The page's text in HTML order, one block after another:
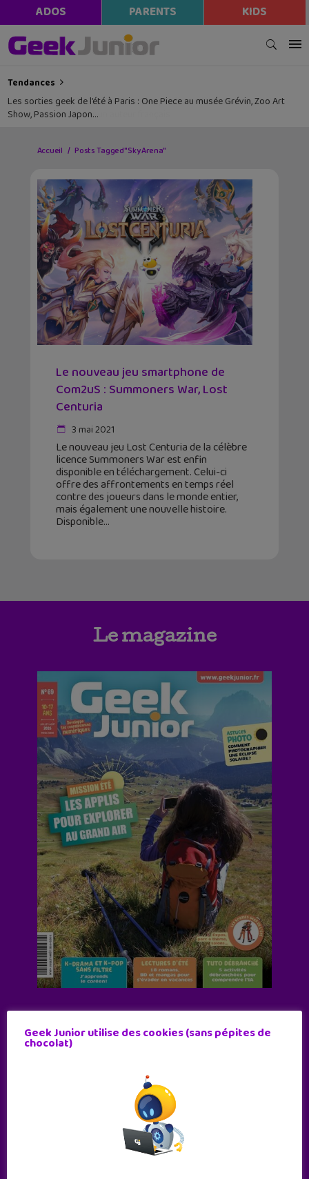
ADOS PARENTS KIDS
Tendances
Les sorties geek de l’été à Paris : One Piece au musée Grévin, Zoo Art
Show, Passion Japon…
Accueil Posts Tagged "Sky Arena"
Le nouveau jeu smartphone de
Com2uS : Summoners War, Lost
Centuria
3 mai 2021
Le nouveau jeu Lost Centuria de la célèbre
licence Summoners War est enfin
disponible en téléchargement. Celui-ci
offre des affrontements en temps réel
contre des joueurs dans le monde entier,
mais également une nouvelle histoire.
Disponible
Le magazine
11 numéros par an
JE M'ABONNE !
Geek Junior utilise des cookies (sans pépites de
chocolat)